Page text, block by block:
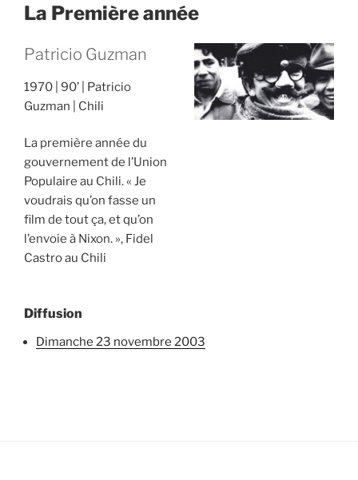
La Première année
Patricio Guzman
1970 90’
Patricio
Guzman
Chili
La première année du
gouvernement de l’Union
Populaire au Chili. « Je
voudrais qu’on fasse un
film de tout ça, et qu’on
l’envoie à Nixon. », Fidel
Castro au Chili
Diffusion
dimanche 23 novembre 2003